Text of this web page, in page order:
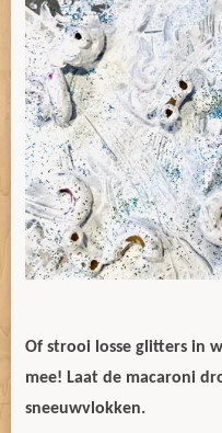
Of strooi losse glitters in
mee! Laat de macaroni
sneeuwvlokken.